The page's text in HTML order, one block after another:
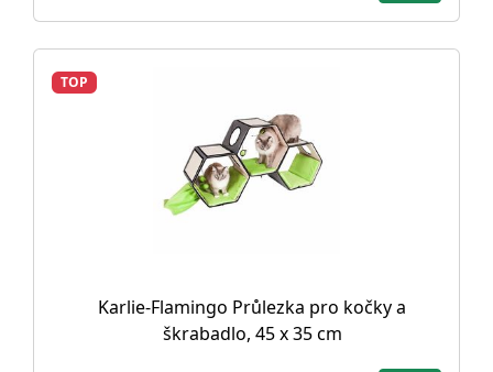
TOP
Karlie-Flamingo Průlezka pro kočky a
škrabadlo, 45 x 35 cm